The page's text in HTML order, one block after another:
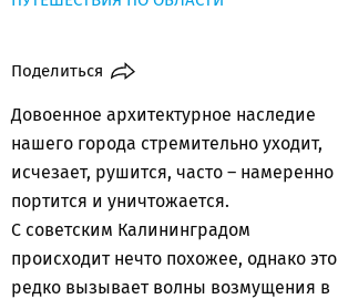
Поделиться
Довоенное архитектурное наследие
нашего города стремительно уходит,
исчезает, рушится, часто – намеренно
портится и уничтожается.
С советским Калининградом
происходит нечто похожее, однако это
редко вызывает волны возмущения в